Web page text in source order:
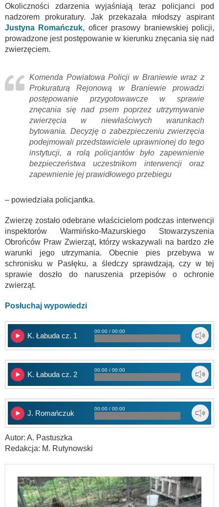
Okoliczności zdarzenia wyjaśniają teraz policjanci pod
nadzorem prokuratury. Jak przekazała młodszy aspirant
Justyna Romańczuk, oficer prasowy braniewskiej policji,
prowadzone jest postępowanie w kierunku znęcania się nad
zwierzęciem.
Komenda Powiatowa Policji w Braniewie wraz z
Prokuraturą Rejonową w Braniewie prowadzi
postępowanie przygotowawcze w sprawie
znęcania się nad psem poprzez utrzymywanie
zwierzęcia w niewłaściwych warunkach
bytowania. Decyzję o zabezpieczeniu zwierzęcia
podejmowali przedstawiciele uprawnionej do tego
instytucji, a rolą policjantów było zapewnienie
bezpieczeństwa uczestnikom interwencji oraz
zapewnienie jej prawidłowego przebiegu
– powiedziała policjantka.
Zwierzę zostało odebrane właścicielom podczas interwencji
inspektorów Warmińsko-Mazurskiego Stowarzyszenia
Obrońców Praw Zwierząt, którzy wskazywali na bardzo złe
warunki jego utrzymania. Obecnie pies przebywa w
schronisku w Pasłęku, a śledczy sprawdzają, czy w tej
sprawie doszło do naruszenia przepisów o ochronie
zwierząt.
Posłuchaj wypowiedzi
K. Łabuda cz. 1
00:00 / 00:00
K. Łabuda cz. 2
00:00 / 00:00
J. Romańczuk
00:00 / 00:00
Autor: A. Pastuszka
Redakcja: M. Rutynowski